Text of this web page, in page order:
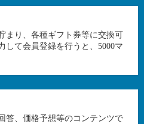
まり、各種ギフト券等に交換可
して会員登録を行うと、5000マ
答、価格予想等のコンテンツで